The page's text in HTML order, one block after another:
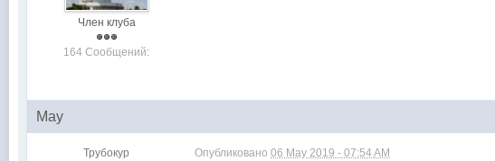
Член клуба
164 Сообщений:
May
Трубокур Опубликовано06 May 2019 - 07:54 AM